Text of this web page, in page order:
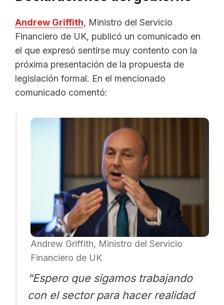
Andrew Griffith, Ministro del Servicio
Financiero de UK, publicó un comunicado en
el que expresó sentirse muy contento con la
próxima presentación de la propuesta de
legislación formal. En el mencionado
comunicado comentó:
Andrew Griffith, Ministro del Servicio
Financiero de UK
“Espero que sigamos trabajando
con el sector para hacer realidad